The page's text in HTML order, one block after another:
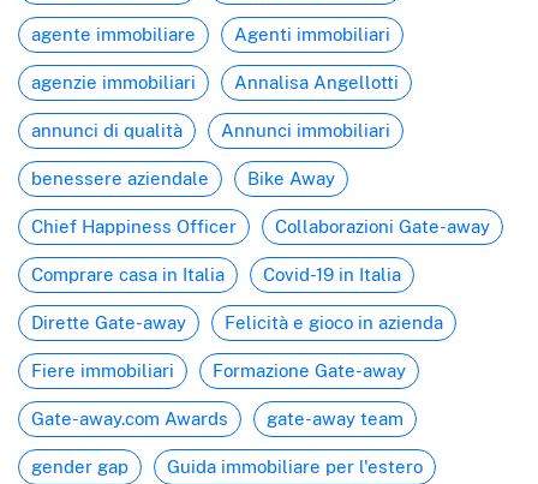
agente immobiliare Agenti immobiliari
agenzie immobiliari Annalisa Angellotti
annunci di qualità Annunci immobiliari
benessere aziendale Bike Away
Chief Happiness Officer Collaborazioni Gate-away
Comprare casa in Italia Covid-19 in Italia
Dirette Gate-away Felicità e gioco in azienda
Fiere immobiliari Formazione Gate-away
Gate-away.com Awards gate-away team
gender gap Guida immobiliare per l'estero